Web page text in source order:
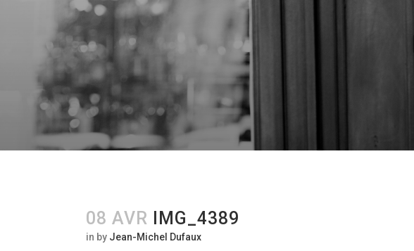
08 AVR IMG_4389
in by Jean-Michel Dufaux